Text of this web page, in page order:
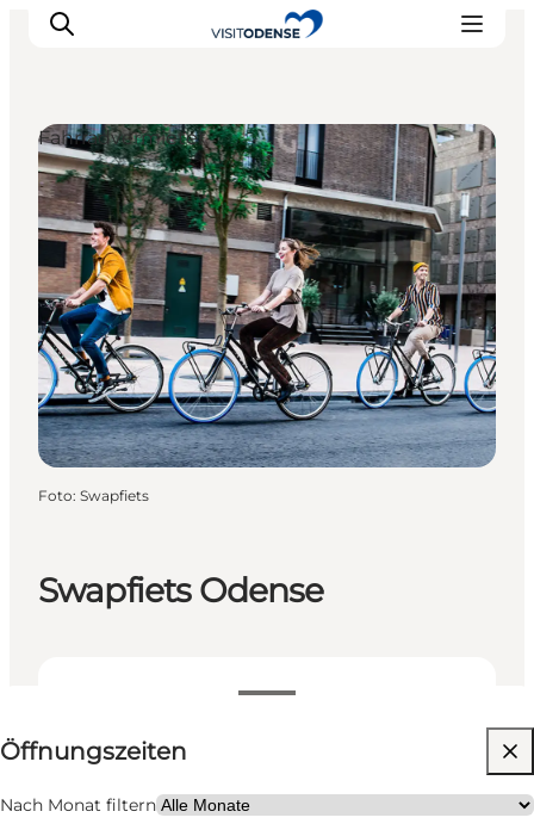
Odense erleben
Veranstaltungen
Reiseplanung
Inspiration
Swapfiets Odense
Öffnungszeiten anzeigen
Öffnungszeiten
Nach Monat filtern
Website besuchen
Mir selbst, Mein Partner, Freunde
Fahrradvermieter
Foto: Swapfiets